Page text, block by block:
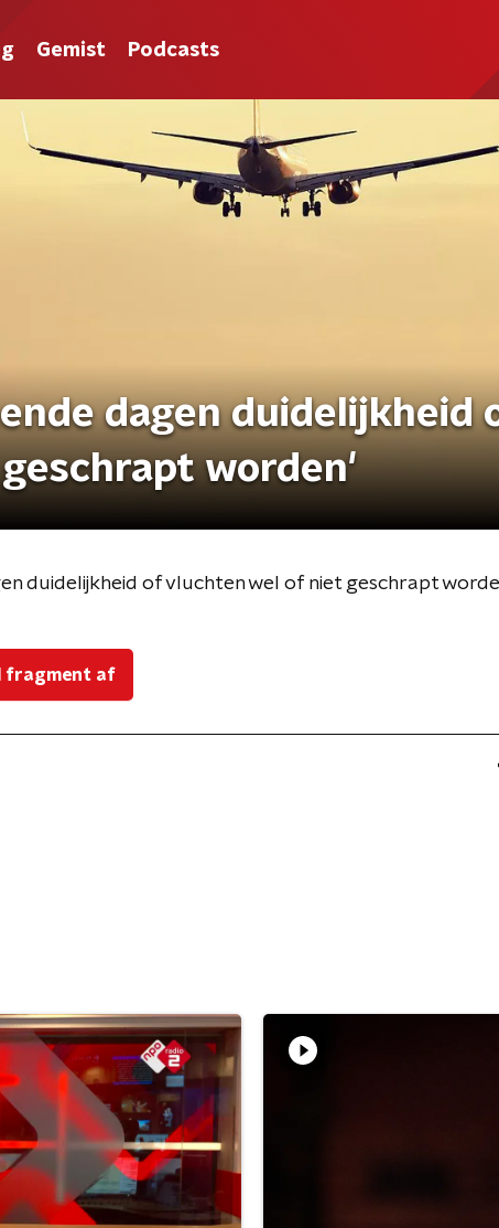
Gemist Podcasts
dagen duidelijkheid
worden'
duidelijkheid of vluchten wel of niet geschrapt
fragment af